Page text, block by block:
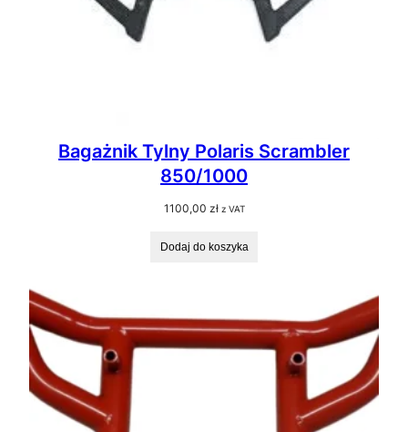
Bagażnik Tylny Polaris Scrambler
850/1000
1100,00 zł z VAT
Dodaj do koszyka